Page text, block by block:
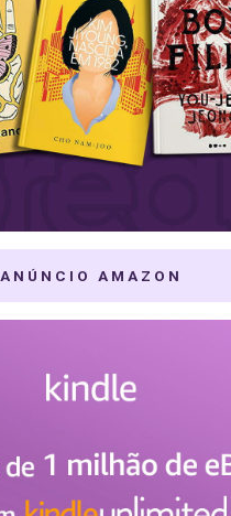
ANÚNCIO AMAZON